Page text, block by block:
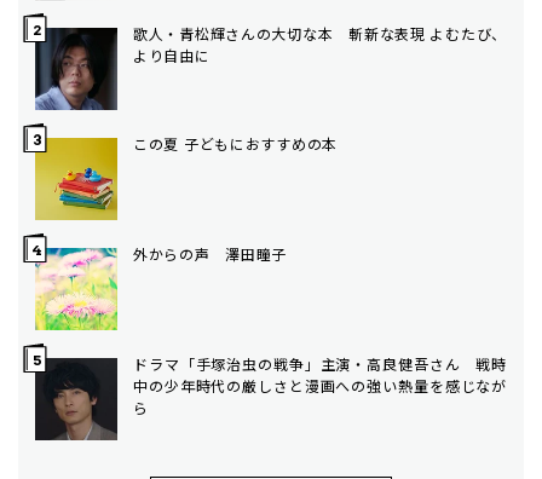
歌人・青松輝さんの大切な本 斬新な表現 よむたび、
より自由に
この夏 子どもにおすすめの本
外からの声 澤田瞳子
ドラマ「手塚治虫の戦争」主演・高良健吾さん 戦時
中の少年時代の厳しさと漫画への強い熱量を感じなが
ら